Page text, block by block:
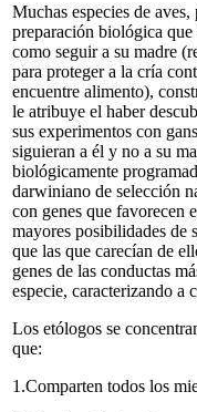
Muchas especies de
preparación biológica
como seguir a su madre
para proteger a la cría
encuentre alimento),
le atribuye el haber
sus experimentos con
siguieran a él y no a su
biológicamente
darwiniano de selección
con genes que favorecen
mayores posibilidades de
que las que carecían de
genes de las conductas
especie, caracterizando
Los etólogos se
que:
1.Comparten todos los